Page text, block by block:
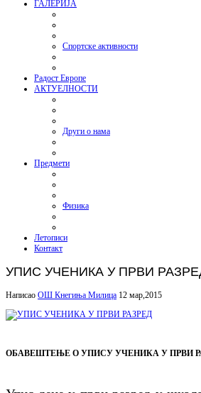
ГАЛЕРИЈА
Спортске активности
Радост Европе
АКТУЕЛНОСТИ
Други о нама
Предмети
Физика
Летописи
Контакт
УПИС УЧЕНИКА У ПРВИ
Написао ОШ Кнегиња Милица 12 мар,2015
ОБАВЕШТЕЊЕ О УПИСУ УЧЕНИКА У ПРВИ